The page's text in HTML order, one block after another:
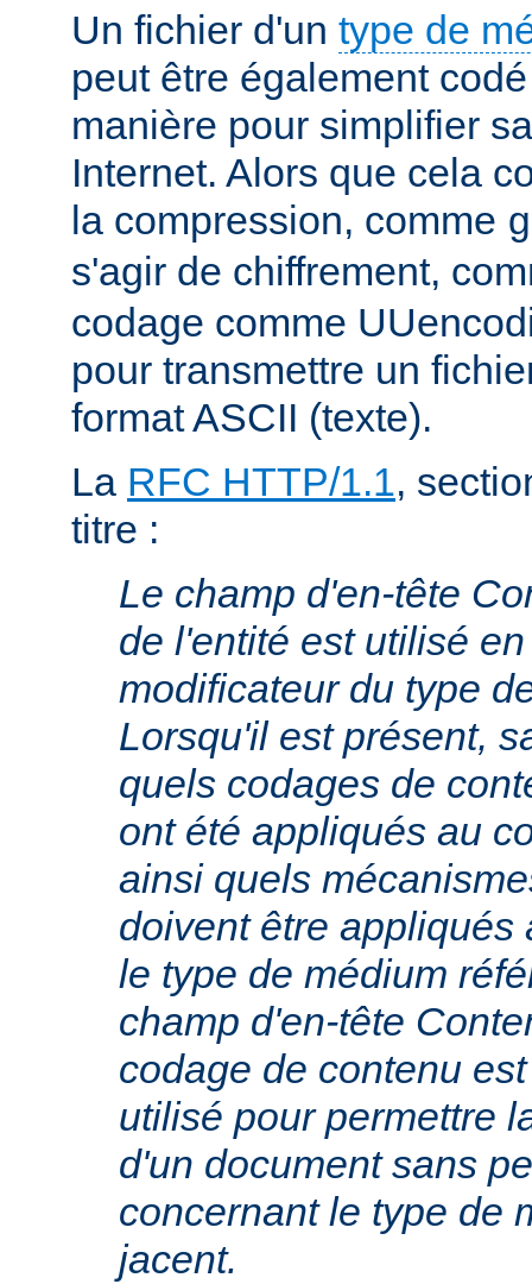
Un fichier d'un type de
peut être également
manière pour simplifier
Internet. Alors que cela
la compression, comme
s'agir de chiffrement,
codage comme
pour transmettre un
format ASCII (texte).
La RFC HTTP/1.1,
titre :
Le champ d'en-tête
de l'entité est utilisé
modificateur du type
Lorsqu'il est présent,
quels codages de
ont été appliqués au
ainsi quels
doivent être appliqués
le type de médium
champ d'en-tête
codage de contenu
utilisé pour permettre
d'un document sans
concernant le type de
jacent.